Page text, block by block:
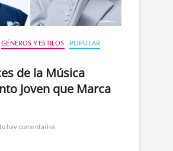
GÉNEROS Y ESTILOS
POPULAR
de la Música
Joven que Marca
hay comentarios